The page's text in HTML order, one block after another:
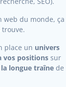
web du monde, ça
place un univers
vos positionssur
longue traînede